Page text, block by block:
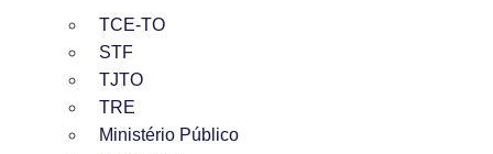
TCE-TO
STF
TJTO
TRE
Ministério Público